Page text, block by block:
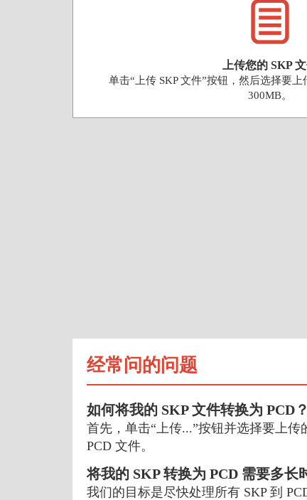
上传您的 SKP
单击“上传 SKP 文件”按钮，然后选择要
300MB。
经常问的问题
如何将我的 SKP 文件转换为 PCD？
首先，单击“上传...”按钮并选择要上传
PCD 文件。
将我的 SKP 转换为 PCD 需要多长
我们的目标是尽快处理所有 SKP 到